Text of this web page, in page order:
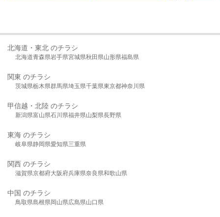
北海道・東北 のチラシ
北海道青森県岩手県宮城県秋田県山形県福島県
関東 のチラシ
茨城県栃木県群馬県埼玉県千葉県東京都神奈川県
甲信越・北陸 のチラシ
新潟県富山県石川県福井県山梨県長野県
東海 のチラシ
岐阜県静岡県愛知県三重県
関西 のチラシ
滋賀県京都府大阪府兵庫県奈良県和歌山県
中国 のチラシ
鳥取県島根県岡山県広島県山口県